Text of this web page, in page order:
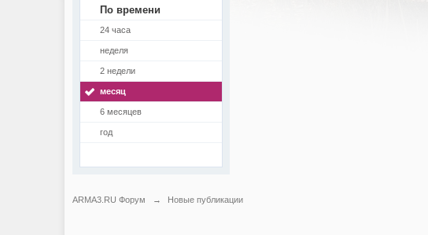
По времени
24 часа
неделя
2 недели
месяц
6 месяцев
год
ARMA3.RU Форум → Новые публикации